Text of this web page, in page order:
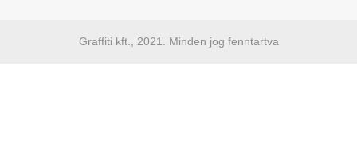
Graffiti kft., 2021. Minden jog fenntartva